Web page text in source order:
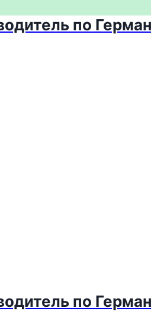
по
по